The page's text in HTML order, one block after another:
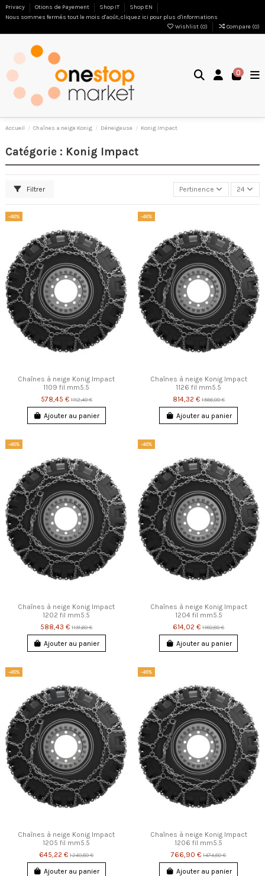
Privacy Otions de Payement Shop IT
Shop EN
Nous sommes fermés tout le mois d'août, cliquez ici pour plus d'informations
Wishlist (0) Compare (0)
0
Accueil Chaînes a neige Konig Déneigeuse Konig Impact
Catégorie : Konig Impact
Filtrer Pertinence 24
-48%
Chaînes à neige Konig Impact
1109 fil mm5.5
578,45 €1 112,40 €
Ajouter au panier
-48%
Chaînes à neige Konig Impact
1126 fil mm5.5
814,32 €1 566,00 €
Ajouter au panier
-48%
Chaînes à neige Konig Impact
1202 fil mm5.5
588,43 €1 131,60 €
Ajouter au panier
-48%
Chaînes à neige Konig Impact
1204 fil mm5.5
614,02 €1 180,80 €
Ajouter au panier
-48%
Chaînes à neige Konig Impact
1205 fil mm5.5
645,22 €1 240,80 €
Ajouter au panier
-48%
Chaînes à neige Konig Impact
1206 fil mm5.5
766,90 €1 474,80 €
Ajouter au panier